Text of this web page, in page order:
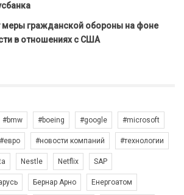
меры гражданской обороны на фоне
в отношениях с США
#bmw #boeing #google #microsoft
#евро #новости компаний #технологии
Nestle Netflix SAP
Бернар Арно Енергоатом